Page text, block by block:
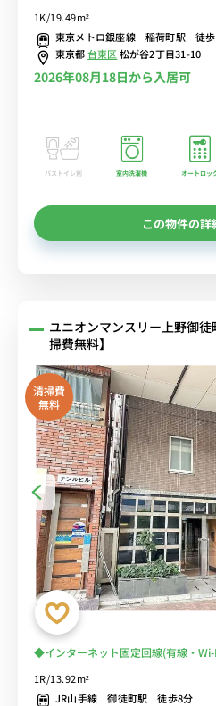
♪■選べるWi-Fi格安レンタル中！
1K/19.49m²
東京メトロ銀座線 稲荷町駅 徒
東京都台東区松が谷2丁目31-10
2026年08月18日から入居可
バストイレ別 室内洗濯機 オートロッ
この物件の詳
ユニオンマンスリー上野御
掃費無料】
清掃費
無料
◆インターネット固定回線(有線・
竹商店街＆多慶屋で楽しいお買い物出
1R/13.92m²
JR山手線 御徒町駅 徒歩8分